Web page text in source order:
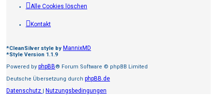
Alle Cookies löschen
Kontakt
*CleanSilver style by MannixMD
*Style Version 1.1.9
Powered by phpBB® Forum Software © phpBB Limited
Deutsche Übersetzung durch phpBB.de
Datenschutz | Nutzungsbedingungen